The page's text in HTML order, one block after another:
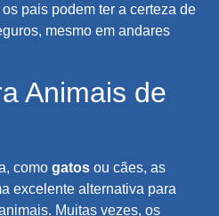
os pais podem ter a certeza de
mesmo em andares
Animais de
como gatos ou cães, as
excelente alternativa para
Muitas vezes, os